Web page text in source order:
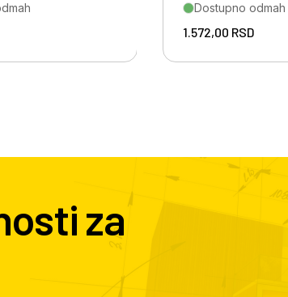
Dostupno odmah
1.572,00 RSD
za